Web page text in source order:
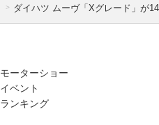
ダイハツ ムーヴ「Xグレード」が
モーターショー
イベント
ランキング